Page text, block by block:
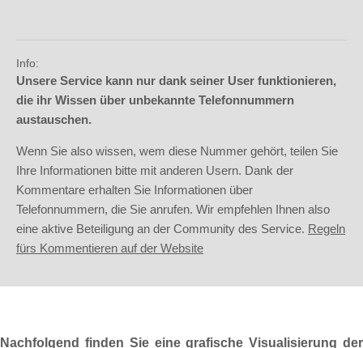
Info:
Unsere Service kann nur dank seiner User funktionieren,
die ihr Wissen über unbekannte Telefonnummern
austauschen.
Wenn Sie also wissen, wem diese Nummer gehört, teilen Sie
Ihre Informationen bitte mit anderen Usern. Dank der
Kommentare erhalten Sie Informationen über
Telefonnummern, die Sie anrufen. Wir empfehlen Ihnen also
eine aktive Beteiligung an der Community des Service. Regeln
fürs Kommentieren auf der Website
Nachfolgend finden Sie eine grafische Visualisierung der